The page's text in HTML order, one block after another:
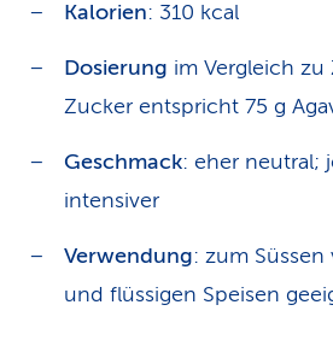
Kalorien: 310 kcal
Dosierung im Vergleich zu
Zucker entspricht 75 g
Geschmack: eher neutral;
intensiver
Verwendung: zum Süssen
und flüssigen Speisen